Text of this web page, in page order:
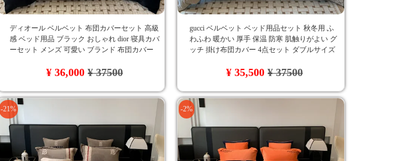
ディオール ベルベット 布団カバーセット 高級
感 ベッド用品 ブラック おしゃれ dior 寝具カバ
ーセット メンズ 可愛い ブランド 布団カバー
り 洗濯可 秋冬対応
¥ 36,000¥ 37500
gucci ベルベット ベッド用品セット 秋冬用 ふ
わふわ 暖かい 厚手 保温 防寒 肌触りがよい グ
ッチ 掛け布団カバー 4点セット ダブルサイズ
¥ 35,500¥ 37500
-21% -2%